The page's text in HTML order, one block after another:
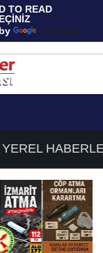
TO READ
Translate
YEREL